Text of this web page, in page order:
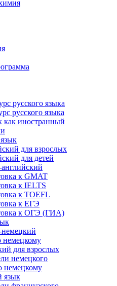
русского языка
русского языка
как иностранный
для взрослых
для детей
к GMAT
к IELTS
к TOEFL
к ЕГЭ
к ОГЭ (ГИА)
немецкий
для взрослых
немецкого
немецкому
язык